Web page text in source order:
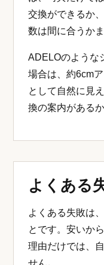
交換ができるか
数は間に合うか
ADELOのような
場合は、約6cm
として自然に見
換の案内がある
よくある
よくある失敗は
とです。安いか
理由だけでは、